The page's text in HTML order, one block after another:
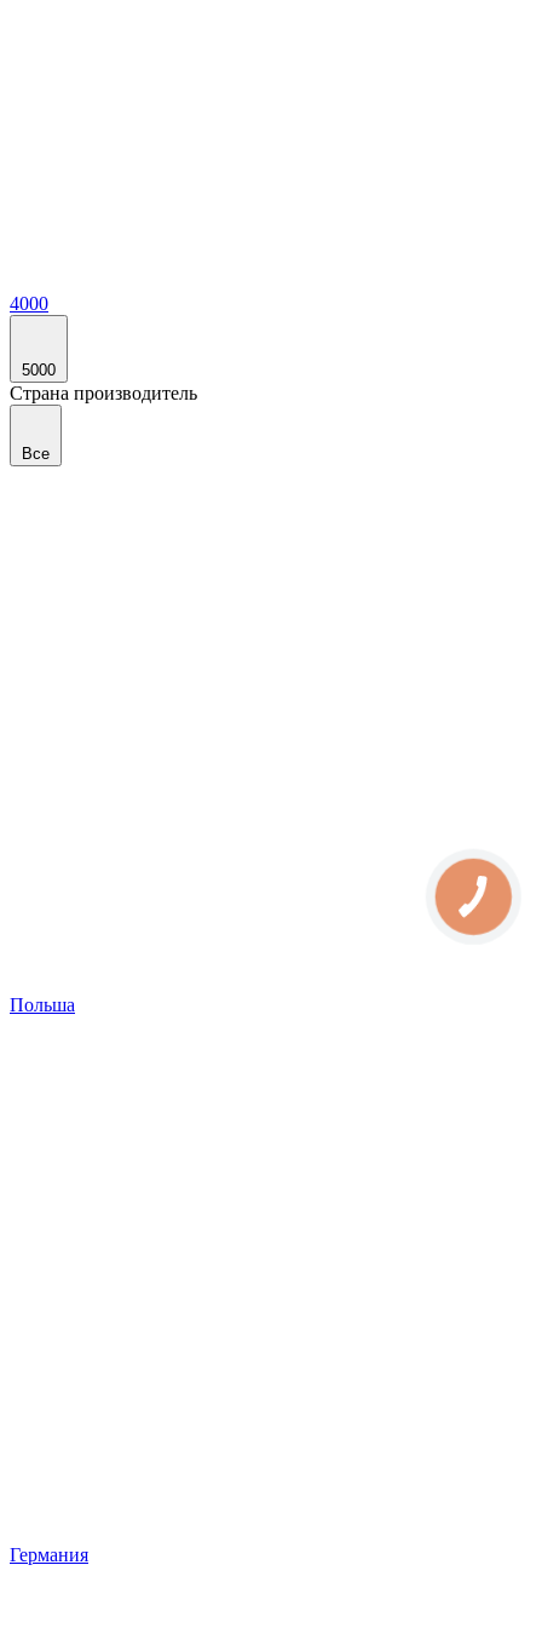
4000
5000
Страна производитель
Все
Польша
Германия